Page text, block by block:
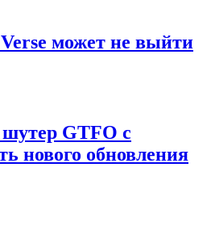
может не выйти
GTFO с
нового обновления